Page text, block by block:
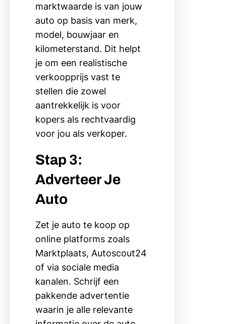
marktwaarde is van jouw
auto op basis van merk,
model, bouwjaar en
kilometerstand. Dit helpt
je om een realistische
verkoopprijs vast te
stellen die zowel
aantrekkelijk is voor
kopers als rechtvaardig
voor jou als verkoper.
Stap 3:
Adverteer Je
Auto
Zet je auto te koop op
online platforms zoals
Marktplaats, Autoscout24
of via sociale media
kanalen. Schrijf een
pakkende advertentie
waarin je alle relevante